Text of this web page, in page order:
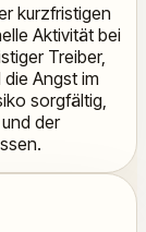
kurzfristigen
Aktivität bei
Treiber,
Angst im
sorgfältig,
der